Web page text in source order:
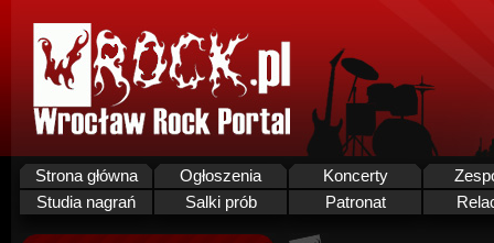
Strona główna Ogłoszenia Koncerty
Studia nagrań
Salki prób Patronat